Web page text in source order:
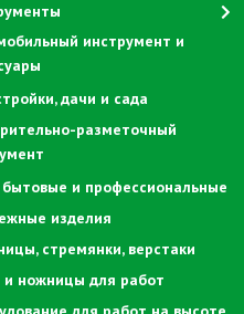
инструмент и
дачи и сада
разметочный
и профессиональные
изделия
стремянки, верстаки
ножницы для работ